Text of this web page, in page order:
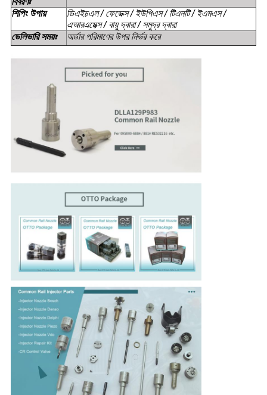
শিপিং উপায়
ডিএইচএল / ফেডেক্স / ইউপিএস / টিএনটি / ইএমএস /
এআরএমেক্স / বায়ু দ্বারা / সমুদ্র দ্বারা
ডেলিভারি সময়ঃ
অর্ডার পরিমাণের উপর নির্ভর করে